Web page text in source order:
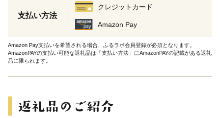
支払い方法
クレジットカード
Amazon Pay
Amazon Pay支払いを希望される場合、ふるラボ会員登録が必須となります。
AmazonPAYの支払い可能な返礼品は「支払い方法」にAmazonPAYの記載がある返礼
品に限られます。